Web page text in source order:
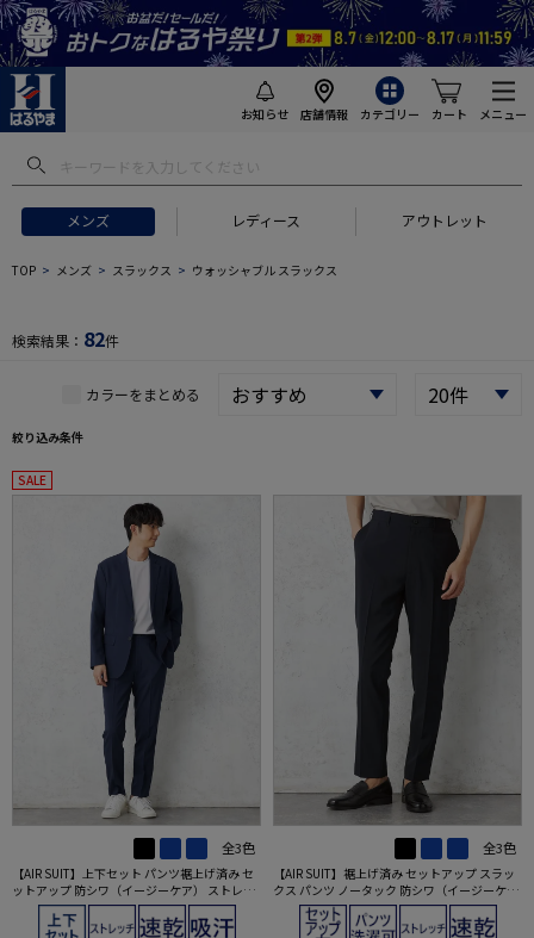
お知らせ 店舗情報 カテゴリー カート メニュー
メンズ レディース アウトレット
フトにおすすめ #セットアップ スーツ
TOP メンズ スラックス ウォッシャブル スラックス
検索結果： 82件
カラーをまとめる
絞り込み条件
SALE
全3色
【AIR SUIT】上下セット パンツ裾上げ済み セ
ットアップ 防シワ（イージーケア） ストレッ
チ 通年 吸汗速乾 UVカット 2つボタンジャケッ
ト ノータックスラックス 春夏
全3色
【AIR SUIT】裾上げ済み セットアップ スラッ
クス パンツ ノータック 防シワ（イージーケ
ア） ストレッチ 通年 吸水速乾 UVカット 春夏